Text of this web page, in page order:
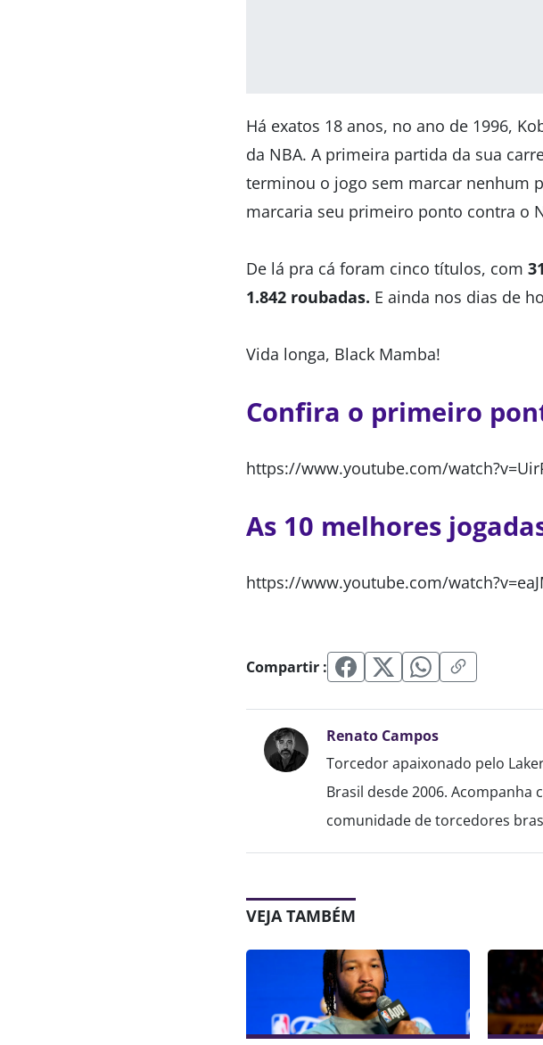
Há exatos 18 anos, no ano de 1996,
da NBA. A primeira partida da sua
terminou o jogo sem marcar nenhum
marcaria seu primeiro ponto contra o
De lá pra cá foram cinco títulos, com
1.842 roubadas. E ainda nos dias de
Vida longa, Black Mamba!
Confira o primeiro
https://www.youtube.com/
As 10 melhores
https://www.youtube.com/
Compartir :
Renato Campos
Torcedor apaixonado pelo
Brasil desde 2006.
comunidade de torcedores
VEJA TAMBÉM